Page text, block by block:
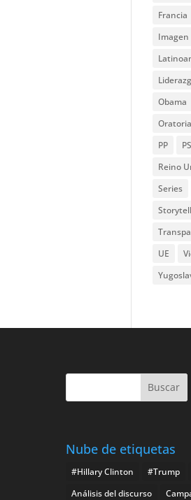
Francia
Imagen
Obama
Oratoria
PP
Reino
Series
UE
Nube de etiquetas
#Hillary Clinton #Trump
Análisis del discurso